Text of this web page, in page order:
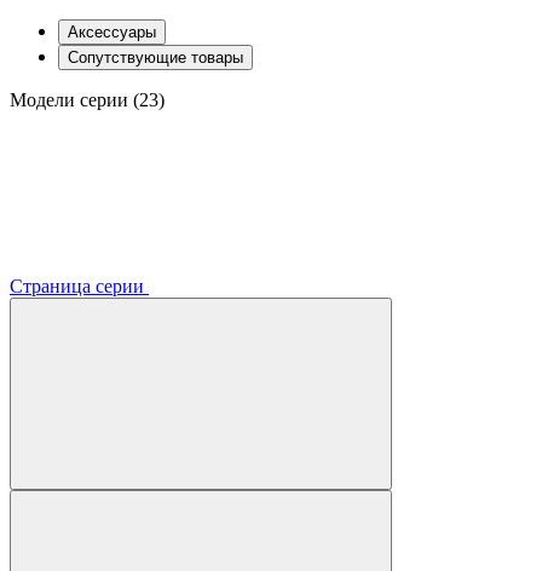
Аксессуары
Сопутствующие товары
Модели серии (23)
Страница серии